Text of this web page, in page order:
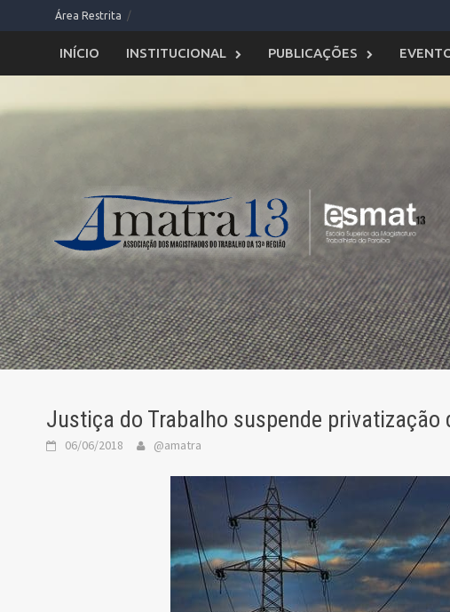
to
Área Restrita
INÍCIO INSTITUCIONAL PUBLICAÇÕES
Justiça do Trabalho suspende privatização
06/06/2018 @amatra